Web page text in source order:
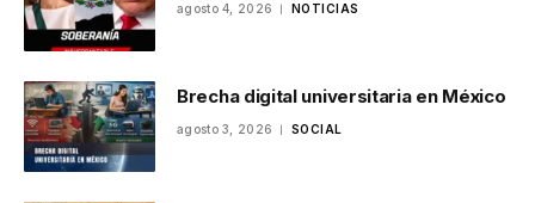
agosto 4, 2026 NOTICIAS
Brecha digital universitaria en México
agosto 3, 2026 SOCIAL